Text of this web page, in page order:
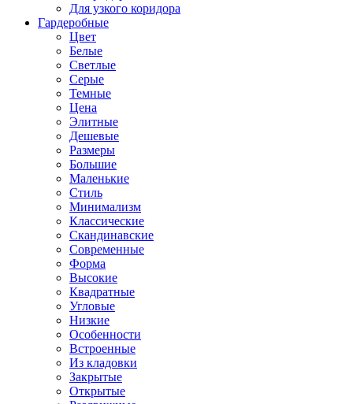
Для узкого коридора
Гардеробные
Цвет
Белые
Светлые
Серые
Темные
Цена
Элитные
Дешевые
Размеры
Большие
Маленькие
Стиль
Минимализм
Классические
Скандинавские
Современные
Форма
Высокие
Квадратные
Угловые
Низкие
Особенности
Встроенные
Из кладовки
Закрытые
Открытые